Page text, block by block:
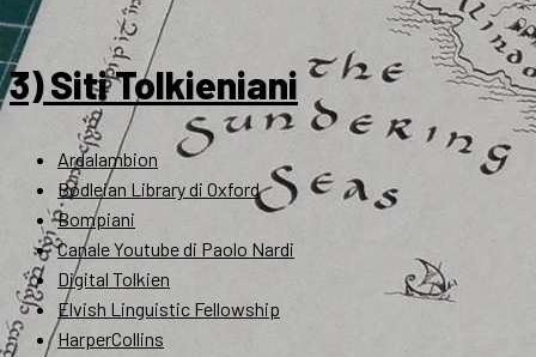
3) Siti Tolkieniani
Ardalambion
Bodleian Library di Oxford
Bompiani
Canale Youtube di Paolo Nardi
Digital Tolkien
Elvish Linguistic Fellowship
HarperCollins